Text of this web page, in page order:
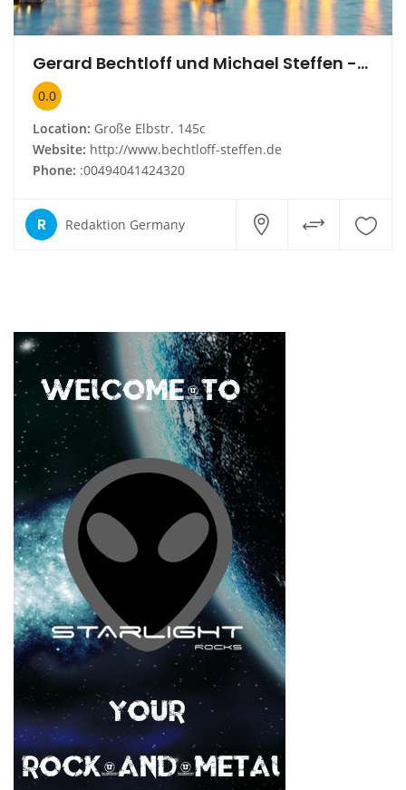
Gerard Bechtloff und Michael Steffen -Architekten-
0.0
Location: Große Elbstr. 145c
Website: http://www.bechtloff-steffen.de
Phone: :00494041424320
R Redaktion Germany